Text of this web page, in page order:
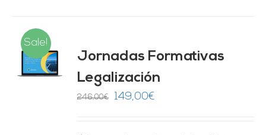
Sale!
Jornadas Formativas
Legalización
246,00€
El
149,00€